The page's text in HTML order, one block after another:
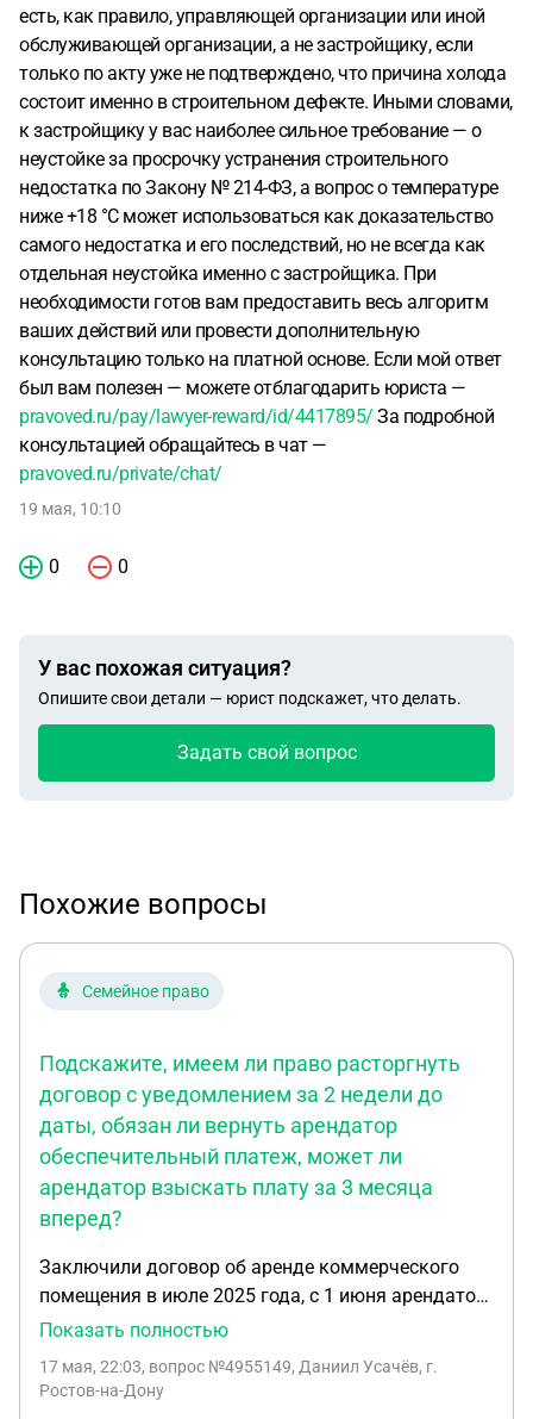
есть, как правило, управляющей организации или иной
обслуживающей организации, а не застройщику, если
только по акту уже не подтверждено, что причина холода
состоит именно в строительном дефекте. Иными словами,
к застройщику у вас наиболее сильное требование — о
неустойке за просрочку устранения строительного
недостатка по Закону № 214-ФЗ, а вопрос о температуре
ниже +18 °C может использоваться как доказательство
самого недостатка и его последствий, но не всегда как
отдельная неустойка именно с застройщика. При
необходимости готов вам предоставить весь алгоритм
ваших действий или провести дополнительную
консультацию только на платной основе. Если мой ответ
был вам полезен — можете отблагодарить юриста —
pravoved.ru/pay/lawyer-reward/id/4417895/ За подробной
консультацией обращайтесь в чат —
pravoved.ru/private/chat/
19 мая, 10:10
0 0
У вас похожая ситуация?
Опишите свои детали — юрист подскажет, что делать.
Задать свой вопрос
Похожие вопросы
Семейное право
Подскажите, имеем ли право расторгнуть
договор с уведомлением за 2 недели до
даты, обязан ли вернуть арендатор
обеспечительный платеж, может ли
арендатор взыскать плату за 3 месяца
вперед?
Заключили договор об аренде коммерческого
помещения в июле 2025 года, с 1 июня арендатор
уведомил о поднятии арендной платы, мы не
решили уведомить арендатора о расторжении
Показать полностью
17 мая, 22:03, вопрос №4955149, Даниил Усачёв, г.
Ростов-на-Дону